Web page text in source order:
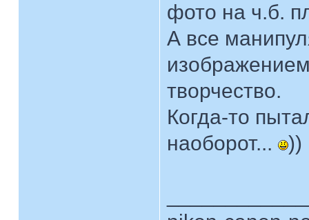
фото на ч.б.
А все
творчество.
Когда-то
наоборот...
))